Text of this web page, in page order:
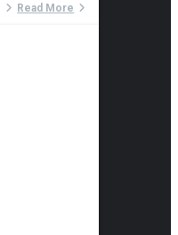
Read More